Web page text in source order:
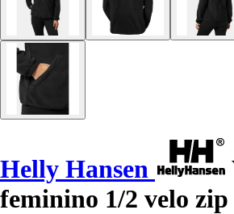
Helly Hansen
feminino 1/2 velo